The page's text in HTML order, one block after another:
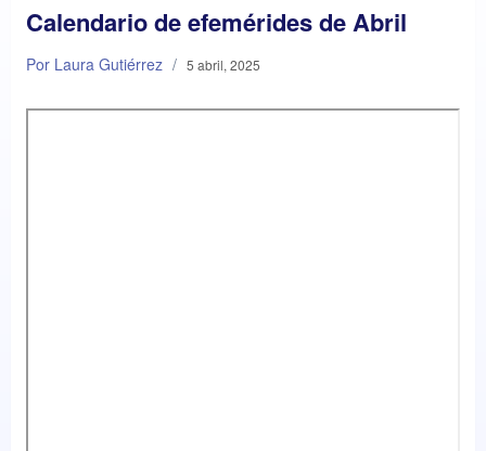
Calendario de efemérides de Abril
Por Laura Gutiérrez / 5 abril, 2025